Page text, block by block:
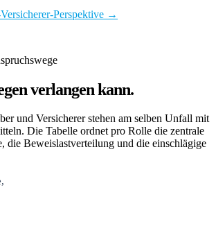
Perspektive →
verlangen kann.
und Versicherer stehen am selben Unfall mit
Die Tabelle ordnet pro Rolle die zentrale
die Beweislastverteilung und die einschlägige